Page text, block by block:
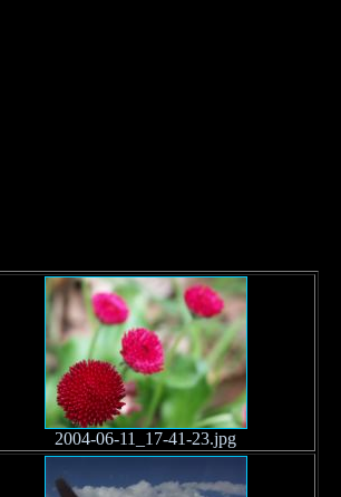
2004-06-11_17-41-23.jpg